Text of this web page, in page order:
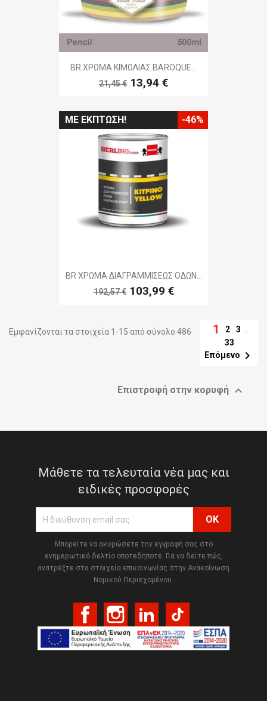
BR ΧΡΩΜΑ ΚΙΜΩΛΙΑΣ BAROQUE...
21,45 € 13,94 €
BR ΧΡΩΜΑ ΔΙΑΓΡΑΜΜΙΣΕΩΣ ΟΔΩΝ...
192,57 € 103,99 €
ΜΕ ΈΚΠΤΩΣΗ! -46%
Εμφανίζονται τα στοιχεία 1-15 από σύνολο 486 1 2 3
33
Επόμενο 
Επιστροφή στην κορυφή 
Μάθετε τα τελευταία νέα μας και
ειδικές προσφορές
Μπορείτε να ακυρώσετε την εγγραφή σας στο
ενημερωτικό δελτίο οποτεδήποτε. Για να δείτε πώς,
ανατρέξτε στα στοιχεία επικοινωνίας στην Ανακοίνωση
Νομικού Περιεχομένου.
FacebookInstagramLinkedIn